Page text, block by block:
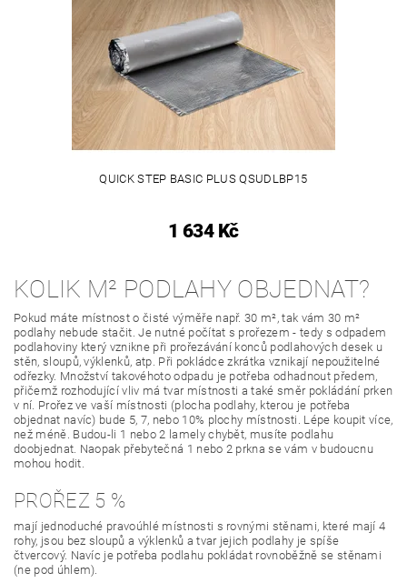
QUICK STEP BASIC PLUS QSUDLBP15
1 634 Kč
KOLIK M² PODLAHY OBJEDNAT?
Pokud máte místnost o čisté výměře např. 30 m², tak vám 30 m²
podlahy nebude stačit. Je nutné počítat s prořezem - tedy s odpadem
podlahoviny který vznikne při prořezávání konců podlahových desek u
stěn, sloupů, výklenků, atp. Při pokládce zkrátka vznikají nepoužitelné
odřezky. Množství takovéhoto odpadu je potřeba odhadnout předem,
přičemž rozhodující vliv má tvar místnosti a také směr pokládání prken
v ní. Prořez ve vaší místnosti (plocha podlahy, kterou je potřeba
objednat navíc) bude 5, 7, nebo 10% plochy místnosti. Lépe koupit více,
než méně. Budou-li 1 nebo 2 lamely chybět, musíte podlahu
doobjednat. Naopak přebytečná 1 nebo 2 prkna se vám v budoucnu
mohou hodit.
PROŘEZ 5 %
mají jednoduché pravoúhlé místnosti s rovnými stěnami, které mají 4
rohy, jsou bez sloupů a výklenků a tvar jejich podlahy je spíše
čtvercový. Navíc je potřeba podlahu pokládat rovnoběžně se stěnami
(ne pod úhlem).